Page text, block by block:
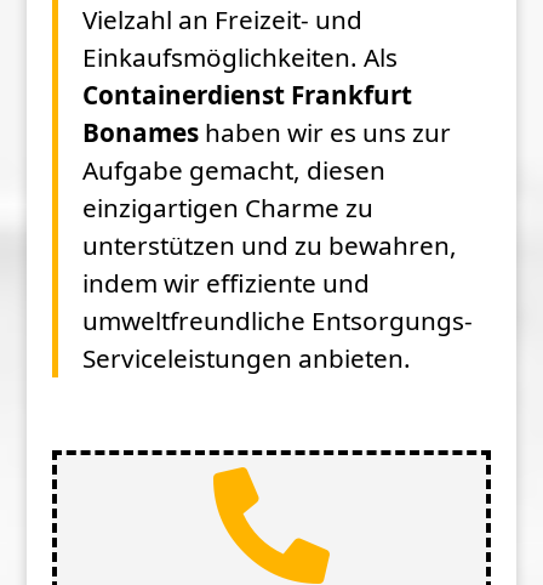
Vielzahl an Freizeit- und
Einkaufsmöglichkeiten. Als
Containerdienst Frankfurt
Bonameshaben wir es uns zur
Aufgabe gemacht, diesen
einzigartigen Charme zu
unterstützen und zu bewahren,
indem wir effiziente und
umweltfreundliche Entsorgungs-
Serviceleistungen anbieten.
